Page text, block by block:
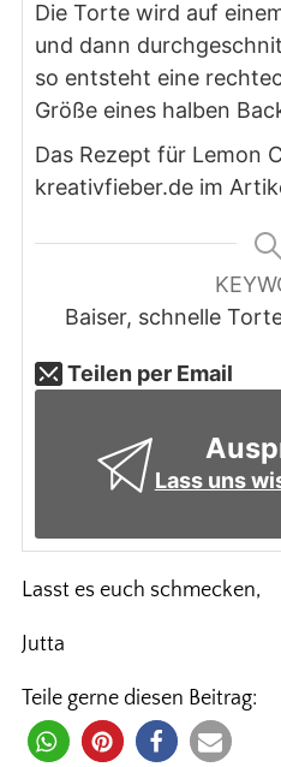
Die Torte wird auf
und dann
so entsteht eine
Größe eines halben
Das Rezept für Lemon
kreativfieber.de im
Baiser, schnelle
Teilen per Email
Lass uns
Lasst es euch schmecken,
Jutta
Teile gerne diesen Beitrag: